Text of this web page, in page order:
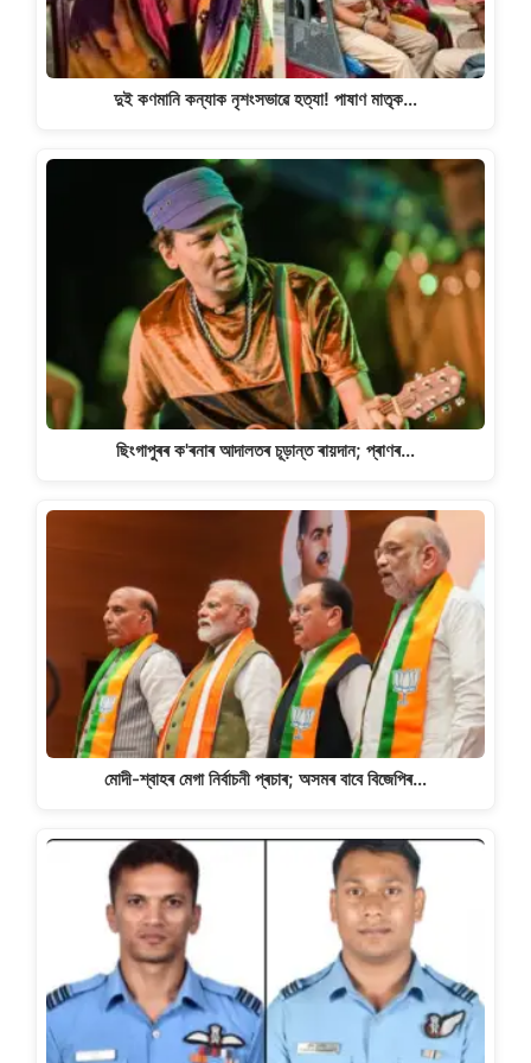
দুই কণমানি কন্যাক নৃশংসভাৱে হত্যা! পাষাণ মাতৃক…
ছিংগাপুৰৰ ক'ৰনাৰ আদালতৰ চূড়ান্ত ৰায়দান; প্ৰাণৰ…
মোদী-শ্বাহৰ মেগা নিৰ্বাচনী প্ৰচাৰ; অসমৰ বাবে বিজেপিৰ…